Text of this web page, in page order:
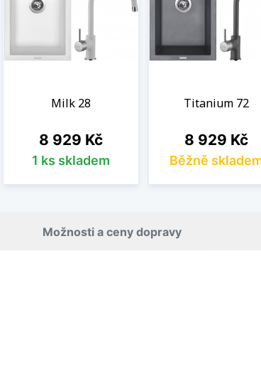
Milk 28
Cena
8 929 Kč
1 ks skladem
Titanium 72
Cena
8 929 Kč
Běžně
Možnosti a ceny dopravy